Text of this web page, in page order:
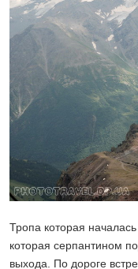
Тропа которая
которая серпантином
выхода. По дороге